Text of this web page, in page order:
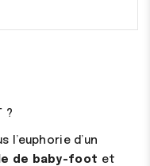
?
l’euphorie d’un
de baby-foot et